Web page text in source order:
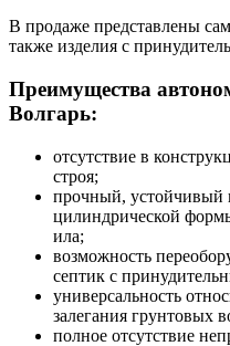
В продаже представлены
также изделия с
Преимущества
Волгарь:
отсутствие в
строя;
прочный, устойчивый
цилиндрической
ила;
возможность
септик с
универсальность
залегания грунтовых
полное отсутствие